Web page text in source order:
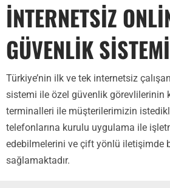
İNTERNETSİZ
GÜVENLİK SİSTEMİ
Türkiye’nin ilk ve tek internetsiz
sistemi ile özel güvenlik görevlilerinin
terminalleri ile müşterilerimizin
telefonlarına kurulu uygulama ile
edebilmelerini ve çift yönlü iletişimde
sağlamaktadır.